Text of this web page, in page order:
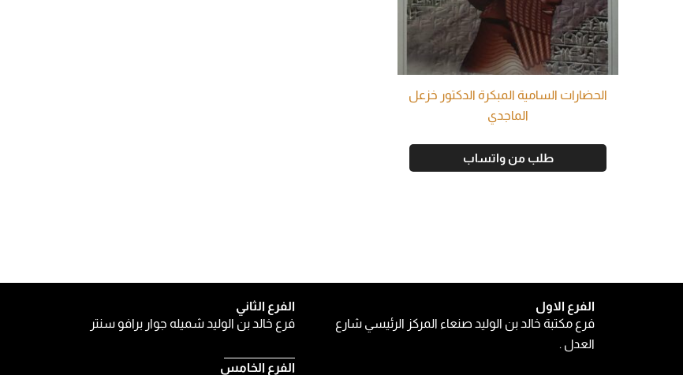
الحضارات السامية المبكرة الدكتور خزعل
الماجدي
طلب من واتساب
الفرع الثاني
فرع خالد بن الوليد شميله جوار برافو سنتر
الفرع الخامس
الفرع الاول
فرع مكتبة خالد بن الوليد صنعاء المركز الرئيسي شارع
العدل .